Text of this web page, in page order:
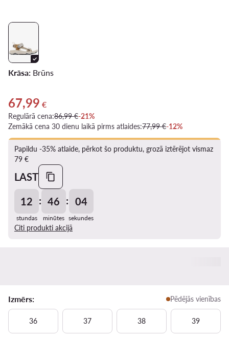
Krāsa: Brūns
Pašreizējā cena 67,99 €
67,99 €
Regulārā cena:86,99 €-21%
Zemākā cena 30 dienu laikā pirms atlaides:77,99 €-12%
Papildu -35% atlaide, pērkot šo produktu, grozā iztērējot vismaz
79 €
LAST
12
stundas
: 46
minūtes
: 04
sekundes
Citi produkti akcijā
Izmērs: Pēdējās vienības
36 37 38 39